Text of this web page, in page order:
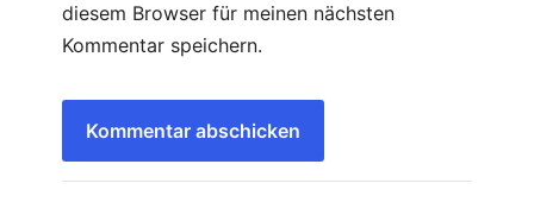
diesem Browser für meinen nächsten
Kommentar speichern.